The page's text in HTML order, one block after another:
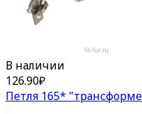
В наличии
126.90₽
Петля 165*